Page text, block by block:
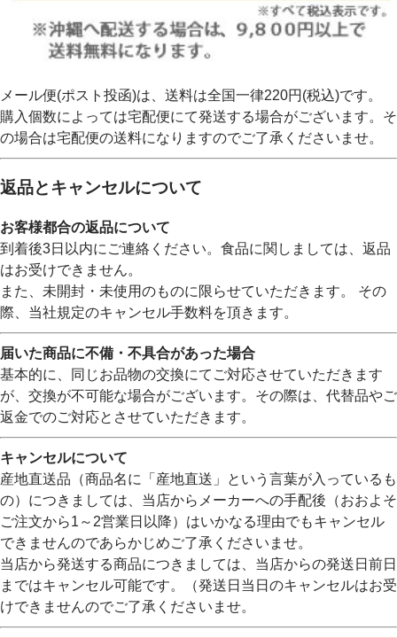
メール便(ポスト投函)は、送料は全国一律220円(税込)です。
購入個数によっては宅配便にて発送する場合がございます。そ
の場合は宅配便の送料になりますのでご了承くださいませ。
返品とキャンセルについて
お客様都合の返品について
到着後3日以内にご連絡ください。食品に関しましては、返品
はお受けできません。
また、未開封・未使用のものに限らせていただきます。 その
際、当社規定のキャンセル手数料を頂きます。
届いた商品に不備・不具合があった場合
基本的に、同じお品物の交換にてご対応させていただきます
が、交換が不可能な場合がございます。その際は、代替品やご
返金でのご対応とさせていただきます。
キャンセルについて
産地直送品（商品名に「産地直送」という言葉が入っているも
の）につきましては、当店からメーカーへの手配後（おおよそ
ご注文から1～2営業日以降）はいかなる理由でもキャンセル
できませんのであらかじめご了承くださいませ。
当店から発送する商品につきましては、当店からの発送日前日
まではキャンセル可能です。（発送日当日のキャンセルはお受
けできませんのでご了承くださいませ。